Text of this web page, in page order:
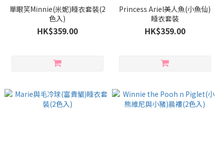
單眼笑Minnie(米妮)睡衣套裝(2
色入)
HK$359.00
Princess Ariel美人魚(小魚仙)
睡衣套裝
HK$359.00